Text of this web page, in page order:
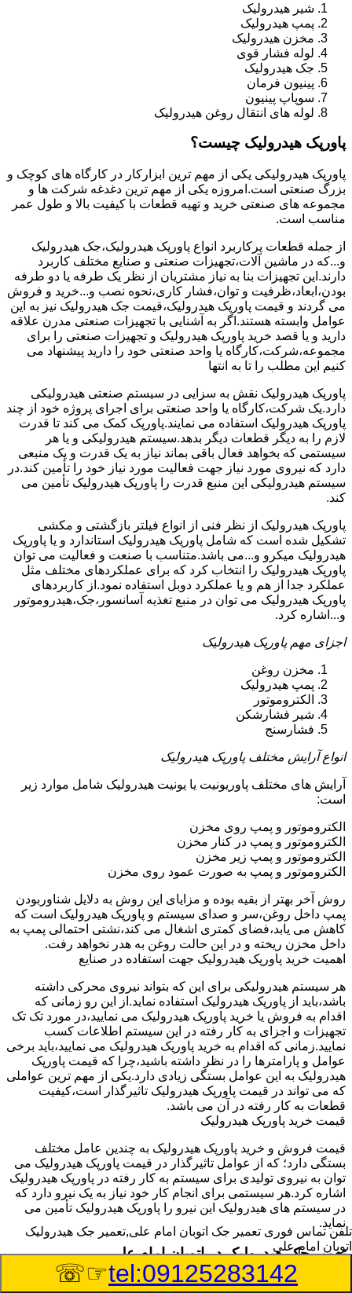
شیر هیدرولیک
پمپ هیدرولیک
مخزن هیدرولیک
لوله فشار قوی
جک هیدرولیک
پینیون فرمان
سوپاپ پینیون
لوله های انتقال روغن هیدرولیک
پاورپک هیدرولیک چیست؟
پاورپک هیدرولیکی یکی از مهم ترین ابزارکار در کارگاه های کوچک و
بزرگ صنعتی است.امروزه یکی از مهم ترین دغدغه شرکت ها و
مجموعه های صنعتی خرید و تهیه قطعات با کیفیت بالا و طول عمر
مناسب است.
از جمله قطعات پرکاربرد انواع پاورپک هیدرولیک،جک هیدرولیک
و...که در ماشین آلات،تجهیزات صنعتی و صنایع مختلف کاربرد
دارند.این تجهیزات بنا به نیاز مشتریان از نظر یک طرفه یا دو طرفه
بودن،ابعاد،ظرفیت و توان،فشار کاری،نحوه نصب و...خرید و فروش
می گردند و قیمت پاورپک هیدرولیک،قیمت جک هیدرولیک نیز به این
عوامل وابسته هستند.اگر به آشنایی با تجهیزات صنعتی مدرن علاقه
دارید و یا قصد خرید پاورپک هیدرولیک و تجهیزات صنعتی را برای
مجموعه،شرکت،کارگاه یا واحد صنعتی خود را دارید پیشنهاد می
کنیم این مطلب را تا به انتها
پاورپک هیدرولیک نقش به سزایی در سیستم صنعتی هیدرولیکی
دارد.یک شرکت،کارگاه یا واحد صنعتی برای اجرای پروژه خود از چند
پاورپک هیدرولیک استفاده می نمایند.پاورپک کمک می کند تا قدرت
لازم را به دیگر قطعات دیگر بدهد.سیستم هیدرولیکی و یا هر
سیستمی که بخواهد فعال باقی بماند نیاز به یک قدرت و یک منبعی
دارد که نیروی مورد نیاز جهت فعالیت مورد نیاز خود را تأمین کند.در
سیستم هیدرولیکی این منبع قدرت را پاورپک هیدرولیک تأمین می
کند.
پاورپک هیدرولیک از نظر فنی از انواع فیلتر بازگشتی و مکشی
تشکیل شده است که شامل پاورپک هیدرولیک استاندارد و یا پاورپک
هیدرولیک میکرو و...می باشد.متناسب با صنعت و فعالیت می توان
پاورپک هیدرولیک را انتخاب کرد که برای عملکردهای مختلف مثل
عملکرد جدا از هم و یا عملکرد دوبل استفاده نمود.از کاربردهای
پاورپک هیدرولیک می توان در منبع تغذیه آسانسور،جک،هیدروموتور
و...اشاره کرد.
اجزای مهم پاورپک هیدرولیک
مخزن روغن
پمپ هیدرولیک
الکتروموتور
شیر فشارشکن
فشارسنج
انواع آرایش مختلف پاورپک هیدرولیک
آرایش های مختلف پاوریونیت یا یونیت هیدرولیک شامل موارد زیر
است:
الکتروموتور و پمپ روی مخزن
الکتروموتور و پمپ در کنار مخزن
الکتروموتور و پمپ زیر مخزن
الکتروموتور و پمپ به صورت عمود روی مخزن
روش آخر بهتر از بقیه بوده و مزایای این روش به دلایل شناوربودن
پمپ داخل روغن،سر و صدای سیستم و پاورپک هیدرولیک است که
کاهش می یابد،فضای کمتری اشغال می کند،نشتی احتمالی پمپ به
داخل مخزن ریخته و در این حالت روغن به هدر نخواهد رفت.
اهمیت خرید پاورپک هیدرولیک جهت استفاده در صنایع
هر سیستم هیدرولیکی برای این که بتواند نیروی محرکی داشته
باشد،باید از پاورپک هیدرولیک استفاده نماید.از این رو زمانی که
اقدام به فروش یا خرید پاورپک هیدرولیک می نمایید،در مورد تک تک
تجهیزات و اجزای به کار رفته در این سیستم اطلاعات کسب
نمایید.زمانی که اقدام به خرید پاورپک هیدرولیک می نمایید،باید برخی
عوامل و پارامترها را در نظر داشته باشید،چرا که قیمت پاورپک
هیدرولیک به این عوامل بستگی زیادی دارد.یکی از مهم ترین عواملی
که می تواند در قیمت پاورپک هیدرولیک تاثیرگذار است،کیفیت
قطعات به کار رفته در آن می باشد.
قیمت خرید پاورپک هیدرولیک
قیمت فروش و خرید پاورپک هیدرولیک به چندین عامل مختلف
بستگی دارد؛ که از عوامل تاثیرگذار در قیمت پاورپک هیدرولیک می
توان به نیروی تولیدی برای سیستم به کار رفته در پاورپک هیدرولیک
اشاره کرد.هر سیستمی برای انجام کار خود نیاز به یک نیرو دارد که
در سیستم های هیدرولیک این نیرو را پاورپک هیدرولیک تأمین می
نماید.
تعمیر جک هیدرولیک در اتوبان امام علی
وسیله‎ای که با عملکرد خود موجب بلند شدن اهرم و یا وزن سنگین
تلفن تماس فوری تعمیر جک اتوبان امام علی,تعمیر جک هیدرولیک
اتوبان امام علی
tel:09125283142
☞☏